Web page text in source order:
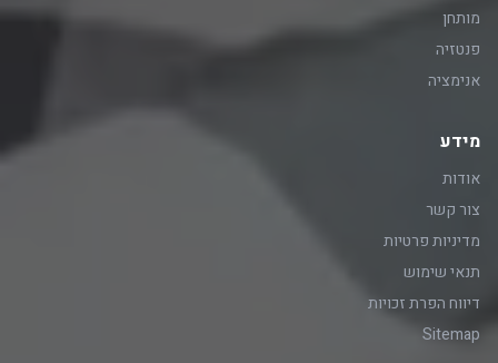
מותחן
פנטזיה
אנימציה
מידע
אודות
צור קשר
מדיניות פרטיות
תנאי שימוש
דיווח הפרת זכויות
Sitemap